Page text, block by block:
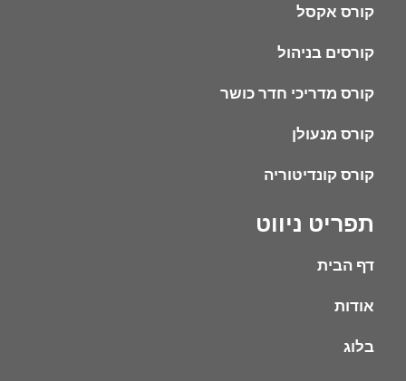
תפריט ניווט
דף הבית
אודות
בלוג
קורס אקסל
קורסים בניהול
קורס מדריכי חדר כושר
קורס מנעולן
קורס קונדיטוריה